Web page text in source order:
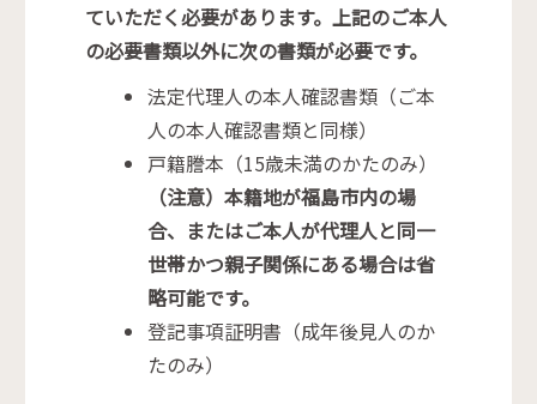
ていただく必要があります。上記のご本人
の必要書類以外に次の書類が必要です。
法定代理人の本人確認書類（ご本
人の本人確認書類と同様）
戸籍謄本（15歳未満のかたのみ）
（注意）本籍地が福島市内の場
合、またはご本人が代理人と同一
世帯かつ親子関係にある場合は省
略可能です。
登記事項証明書（成年後見人のか
たのみ）